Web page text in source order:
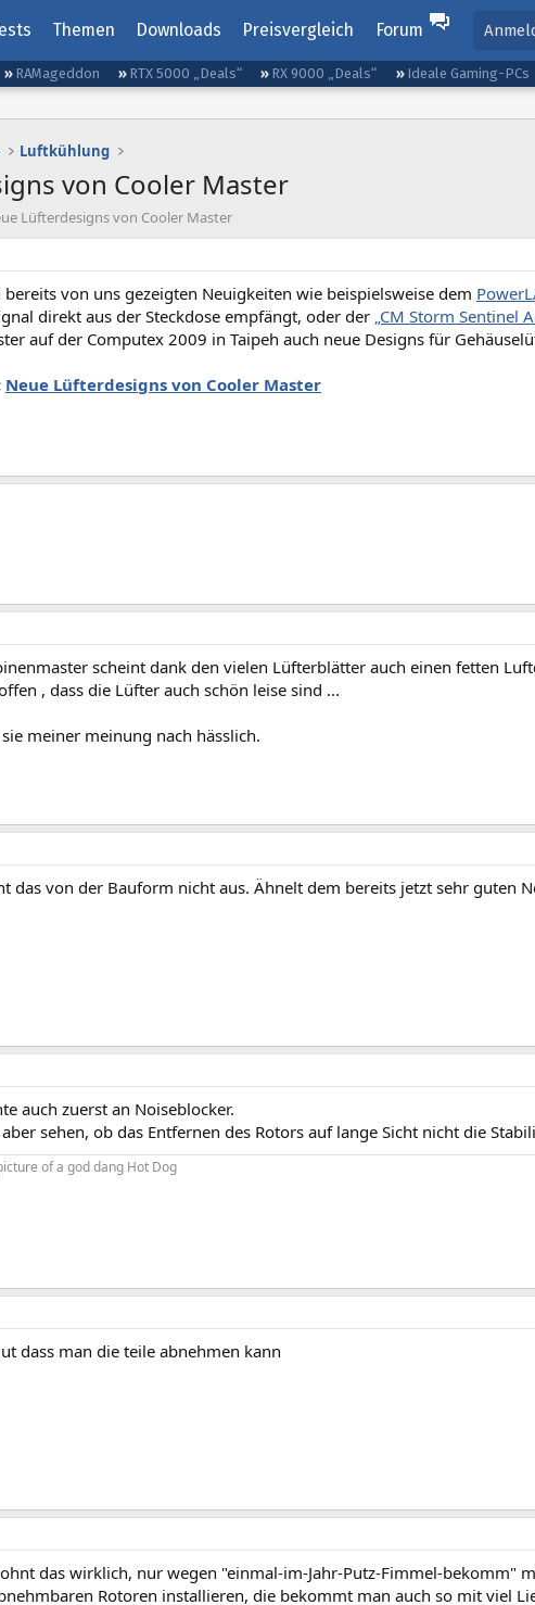
Themen Downloads Preisvergleich Forum
RAMageddon RTX 5000 „Deals“ RX 9000 „Deals“ Ideale Gaming-PCs
Luftkühlung
von Cooler Master
Lüfterdesigns von Cooler Master
bereits von uns gezeigten Neuigkeiten wie beispielsweise dem
direkt aus der Steckdose empfängt, oder der „CM Storm Sentinel
auf der Computex 2009 in Taipeh auch neue Designs für
Neue Lüfterdesigns von Cooler Master
scheint dank den vielen Lüfterblätter auch einen fetten
, dass die Lüfter auch schön leise sind ...
meiner meinung nach hässlich.
das von der Bauform nicht aus. Ähnelt dem bereits jetzt sehr guten
auch zuerst an Noiseblocker.
sehen, ob das Entfernen des Rotors auf lange Sicht nicht die
of a god dang Hot Dog
dass man die teile abnehmen kann
das wirklich, nur wegen "einmal-im-Jahr-Putz-Fimmel-bekomm"
Rotoren installieren, die bekommt man auch so mit viel